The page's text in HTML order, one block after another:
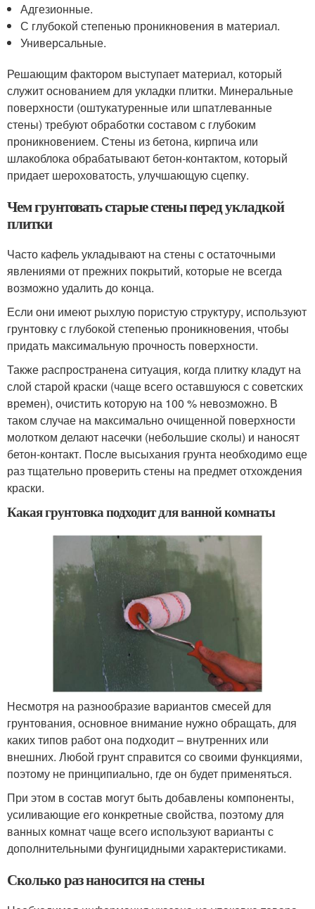
Адгезионные.
С глубокой степенью проникновения в материал.
Универсальные.
Решающим фактором выступает материал, который
служит основанием для укладки плитки. Минеральные
поверхности (оштукатуренные или шпатлеванные
стены) требуют обработки составом с глубоким
проникновением. Стены из бетона, кирпича или
шлакоблока обрабатывают бетон-контактом, который
придает шероховатость, улучшающую сцепку.
Чем грунтовать старые стены перед укладкой
плитки
Часто кафель укладывают на стены с остаточными
явлениями от прежних покрытий, которые не всегда
возможно удалить до конца.
Если они имеют рыхлую пористую структуру, используют
грунтовку с глубокой степенью проникновения, чтобы
придать максимальную прочность поверхности.
Также распространена ситуация, когда плитку кладут на
слой старой краски (чаще всего оставшуюся с советских
времен), очистить которую на 100 % невозможно. В
таком случае на максимально очищенной поверхности
молотком делают насечки (небольшие сколы) и наносят
бетон-контакт. После высыхания грунта необходимо еще
раз тщательно проверить стены на предмет отхождения
краски.
Какая грунтовка подходит для ванной комнаты
Несмотря на разнообразие вариантов смесей для
грунтования, основное внимание нужно обращать, для
каких типов работ она подходит – внутренних или
внешних. Любой грунт справится со своими функциями,
поэтому не принципиально, где он будет применяться.
При этом в состав могут быть добавлены компоненты,
усиливающие его конкретные свойства, поэтому для
ванных комнат чаще всего используют варианты с
дополнительными фунгицидными характеристиками.
Сколько раз наносится на стены